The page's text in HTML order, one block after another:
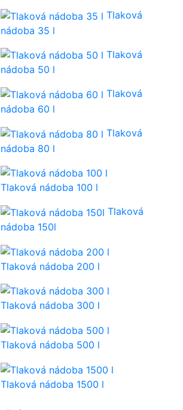
Tlaková
nádoba 35 l
Tlaková
nádoba 50 l
Tlaková
nádoba 60 l
Tlaková
nádoba 80 l
Tlaková nádoba 100 l
Tlaková
nádoba 150l
Tlaková nádoba 200 l
Tlaková nádoba 300 l
Tlaková nádoba 500 l
Tlaková nádoba 1500 l